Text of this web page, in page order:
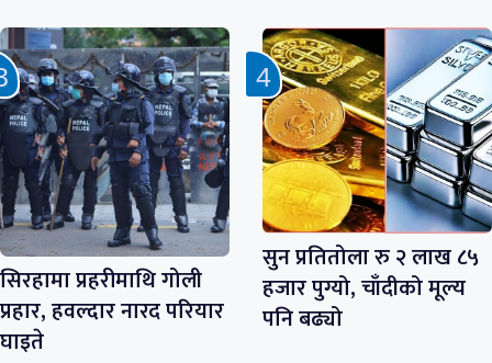
सिरहामा प्रहरीमाथि गोली
प्रहार, हवल्दार नारद परियार
घाइते
सुन प्रतितोला रु २ लाख ८५
हजार पुग्यो, चाँदीको मूल्य
पनि बढ्यो